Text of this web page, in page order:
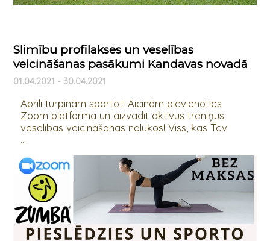
Slimību profilakses un veselības
veicināšanas pasākumi Kandavas novadā
01.04.2021 - 30.04.2021
Aprīlī turpinām sportot! Aicinām pievienoties
Zoom platformā un aizvadīt aktīvus treniņus
veselības veicināšanas nolūkos! Viss, kas Tev
...